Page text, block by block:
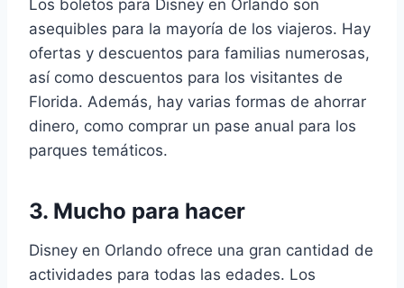
Los boletos para Disney en Orlando son
asequibles para la mayoría de los viajeros. Hay
ofertas y descuentos para familias numerosas,
así como descuentos para los visitantes de
Florida. Además, hay varias formas de ahorrar
dinero, como comprar un pase anual para los
parques temáticos.
3. Mucho para hacer
Disney en Orlando ofrece una gran cantidad de
actividades para todas las edades. Los